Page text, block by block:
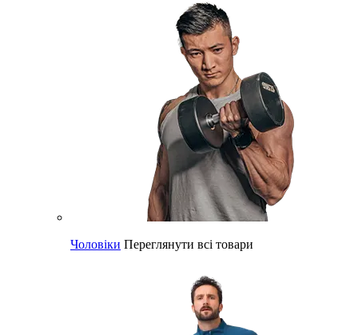
Чоловіки Переглянути всі товари